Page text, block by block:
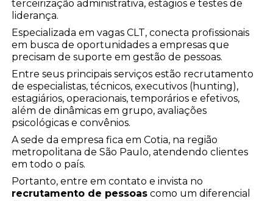
terceirização administrativa, estágios e testes de
liderança.
Especializada em vagas CLT, conecta profissionais
em busca de oportunidades a empresas que
precisam de suporte em gestão de pessoas.
Entre seus principais serviços estão recrutamento
de especialistas, técnicos, executivos (hunting),
estagiários, operacionais, temporários e efetivos,
além de dinâmicas em grupo, avaliações
psicológicas e convênios.
A sede da empresa fica em Cotia, na região
metropolitana de São Paulo, atendendo clientes
em todo o país.
Portanto, entre em contato e invista no
recrutamento de pessoas como um diferencial